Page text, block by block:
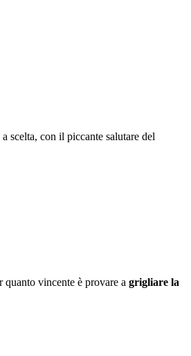
scelta, con il piccante salutare del
quanto vincente è provare a grigliare la